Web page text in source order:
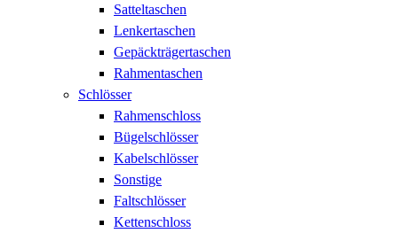
Satteltaschen
Lenkertaschen
Gepäckträgertaschen
Rahmentaschen
Schlösser
Rahmenschloss
Bügelschlösser
Kabelschlösser
Sonstige
Faltschlösser
Kettenschloss